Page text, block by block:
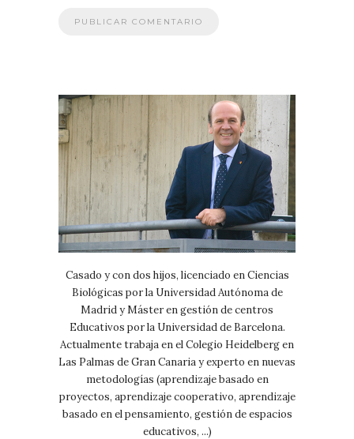
Casado y con dos hijos, licenciado en Ciencias
Biológicas por la Universidad Autónoma de
Madrid y Máster en gestión de centros
Educativos por la Universidad de Barcelona.
Actualmente trabaja en el Colegio Heidelberg en
Las Palmas de Gran Canaria y experto en nuevas
metodologías (aprendizaje basado en
proyectos, aprendizaje cooperativo, aprendizaje
basado en el pensamiento, gestión de espacios
educativos, ...)